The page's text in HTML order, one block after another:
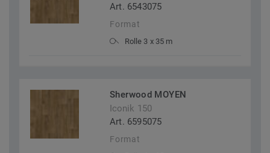
Art. 6543075
Format
Rolle 3 x 35 m
Sherwood MOYEN
Iconik 150
Art. 6595075
Format